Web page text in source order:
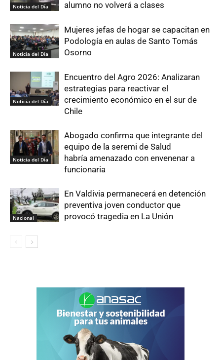
Noticia del Día
alumno no volverá a clases
Noticia del Día
Mujeres jefas de hogar se capacitan en
Podología en aulas de Santo Tomás
Osorno
Noticia del Día
Encuentro del Agro 2026: Analizaran
estrategias para reactivar el
crecimiento económico en el sur de
Chile
Noticia del Día
Abogado confirma que integrante del
equipo de la seremi de Salud
habría amenazado con envenenar a
funcionaria
Nacional
En Valdivia permanecerá en detención
preventiva joven conductor que
provocó tragedia en La Unión